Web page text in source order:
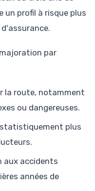
un profil à risque plus
par
la route, notamment
ou dangereuses.
plus
aux accidents
années de